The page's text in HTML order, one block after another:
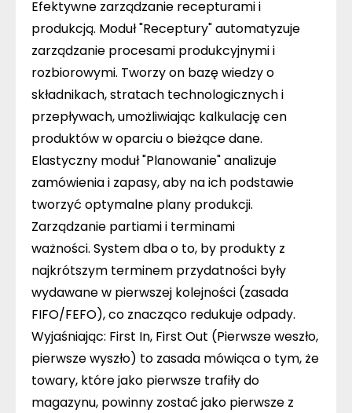
Efektywne zarządzanie recepturami i
produkcją. Moduł"Receptury"automatyzuje
zarządzanie procesami produkcyjnymi i
rozbiorowymi. Tworzy on bazę wiedzy o
składnikach, stratach technologicznych i
przepływach, umożliwiając kalkulację cen
produktów w oparciu o bieżące dane.
Elastyczny moduł"Planowanie"analizuje
zamówienia i zapasy, aby na ich podstawie
tworzyć optymalne plany produkcji.
Zarządzanie partiami i terminami
ważności. System dba o to, by produkty z
najkrótszym terminem przydatności były
wydawane w pierwszej kolejności (zasada
FIFO/FEFO), co znacząco redukuje odpady.
Wyjaśniając: First In, First Out (Pierwsze weszło,
pierwsze wyszło) to zasada mówiąca o tym, że
towary, które jako pierwsze trafiły do
magazynu, powinny zostać jako pierwsze z